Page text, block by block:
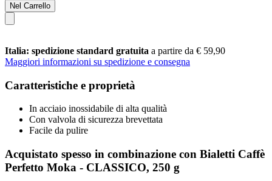
Nel Carrello
Italia: spedizione standard gratuita a partire da € 59,90
Maggiori informazioni su spedizione e consegna
Caratteristiche e proprietà
In acciaio inossidabile di alta qualità
Con valvola di sicurezza brevettata
Facile da pulire
Acquistato spesso in combinazione con Bialetti Caffè
Perfetto Moka - CLASSICO, 250 g